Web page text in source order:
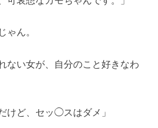
ゃん。
ない女が、自分のこと好きなわ
けど、セッ◯スはダメ」